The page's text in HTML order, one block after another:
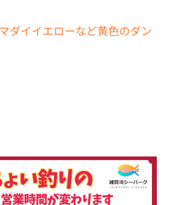
イイエローなど黄色のダン